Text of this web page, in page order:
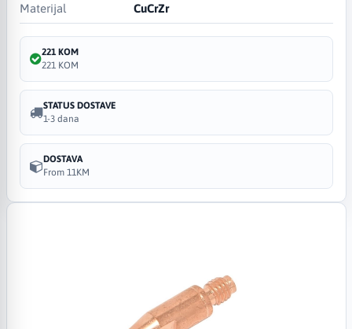
Materijal CuCrZr
221 KOM
221 KOM
STATUS DOSTAVE
1-3 dana
DOSTAVA
From 11KM